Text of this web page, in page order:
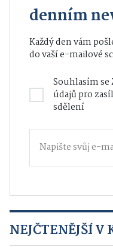
denním
Každý den vám
do vaší e-mailové
Souhlasím se
údajůpro
sdělení
NEJČTENĚJŠÍ